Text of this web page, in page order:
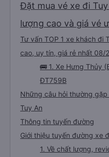
Đặt mua vé xe đi
lượng cao và giá vé
Tư vấn TOP 1 xe khách đi
cao, uy tín, giá rẻ nhất 08/
🚌 1. Xe Hưng Thủy
ĐT759B
Những câu hỏi thường
Tuy An
Thông tin tuyến đường
Giới thiệu tuyến đường xe
1. Về chất lượng,